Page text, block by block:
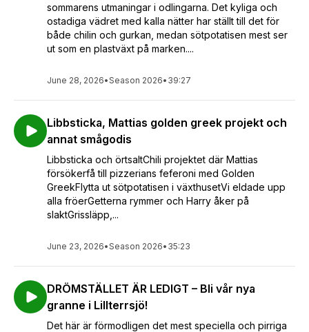
sommarens utmaningar i odlingarna. Det kyliga och
ostadiga vädret med kalla nätter har ställt till det för
både chilin och gurkan, medan sötpotatisen mest ser
ut som en plastväxt på marken....
June 28, 2026•Season 2026• 39:27
Libbsticka, Mattias golden greek projekt och
annat smågodis
Libbsticka och örtsaltChili projektet där Mattias
försökerfå till pizzerians feferoni med Golden
GreekFlytta ut sötpotatisen i växthusetVi eldade upp
alla fröerGetterna rymmer och Harry åker på
slaktGrissläpp,...
June 23, 2026•Season 2026• 35:23
DRÖMSTÄLLET ÄR LEDIGT – Bli vår nya
granne i Lillterrsjö!
Det här är förmodligen det mest speciella och pirriga